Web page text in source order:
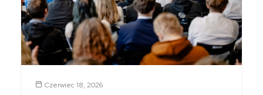
Czerwiec 18, 2026